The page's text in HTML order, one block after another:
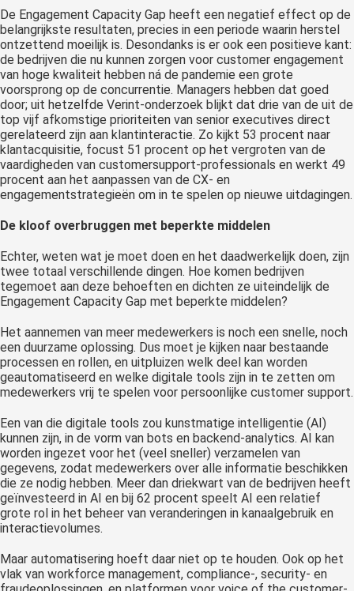
De Engagement Capacity Gap heeft een negatief effect op de
belangrijkste resultaten, precies in een periode waarin herstel
ontzettend moeilijk is. Desondanks is er ook een positieve kant:
de bedrijven die nu kunnen zorgen voor customer engagement
van hoge kwaliteit hebben ná de pandemie een grote
voorsprong op de concurrentie. Managers hebben dat goed
door; uit hetzelfde Verint-onderzoek blijkt dat drie van de uit de
top vijf afkomstige prioriteiten van senior executives direct
gerelateerd zijn aan klantinteractie. Zo kijkt 53 procent naar
klantacquisitie, focust 51 procent op het vergroten van de
vaardigheden van customersupport-professionals en werkt 49
procent aan het aanpassen van de CX- en
engagementstrategieën om in te spelen op nieuwe uitdagingen.
De kloof overbruggen met beperkte middelen
Echter, weten wat je moet doen en het daadwerkelijk doen, zijn
twee totaal verschillende dingen. Hoe komen bedrijven
tegemoet aan deze behoeften en dichten ze uiteindelijk de
Engagement Capacity Gap met beperkte middelen?
Het aannemen van meer medewerkers is noch een snelle, noch
een duurzame oplossing. Dus moet je kijken naar bestaande
processen en rollen, en uitpluizen welk deel kan worden
geautomatiseerd en welke digitale tools zijn in te zetten om
medewerkers vrij te spelen voor persoonlijke customer support.
Een van die digitale tools zou kunstmatige intelligentie (AI)
kunnen zijn, in de vorm van bots en backend-analytics. AI kan
worden ingezet voor het (veel sneller) verzamelen van
gegevens, zodat medewerkers over alle informatie beschikken
die ze nodig hebben. Meer dan driekwart van de bedrijven heeft
geïnvesteerd in AI en bij 62 procent speelt AI een relatief
grote rol in het beheer van veranderingen in kanaalgebruik en
interactievolumes.
Maar automatisering hoeft daar niet op te houden. Ook op het
vlak van workforce management, compliance-, security- en